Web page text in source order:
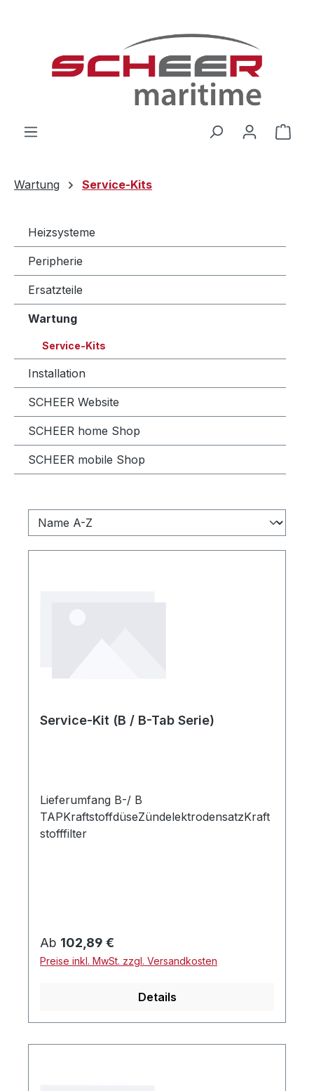
Wartung Service-Kits
Heizsysteme
Peripherie
Ersatzteile
Wartung
Service-Kits
Installation
SCHEER Website
SCHEER home Shop
SCHEER mobile Shop
Service-Kit (B / B-Tab Serie)
Lieferumfang B-/ B
TAPKraftstoffdüseZündelektrodensatzKraft
stofffilter
Regulärer Preis:
Ab 102,89 €
Preise inkl. MwSt. zzgl. Versandkosten
Details